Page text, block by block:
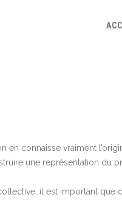
en connaisse vraiment
une représentation du
il est important que